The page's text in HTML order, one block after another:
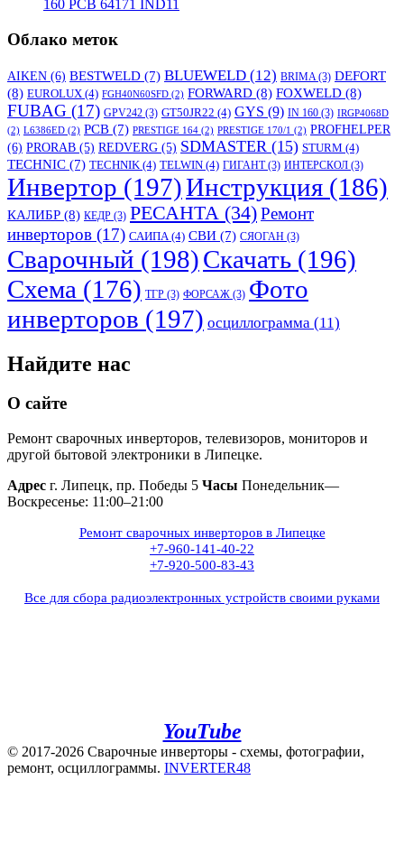
160 PCB 64171 IND11
Облако меток
AIKEN (6) BESTWELD (7) BLUEWELD (12) BRIMA (3) DEFORT
(8) EUROLUX (4) FGH40N60SFD (2) FORWARD (8) FOXWELD (8)
FUBAG (17) GPV242 (3) GT50JR22 (4) GYS (9) IN 160 (3) IRGP4068D
(2) L6386ED (2) PCB (7) PRESTIGE 164 (2) PRESTIGE 170/1 (2) PROFHELPER
(6) PRORAB (5) REDVERG (5) SDMASTER (15) STURM (4)
TECHNIC (7) TECHNIK (4) TELWIN (4) ГИГАНТ(3) ИНТЕРСКОЛ (3)
Инвертор (197)Инструкция (186)
КАЛИБР (8) КЕДР (3) РЕСАНТА (34)Ремонт
инверторов (17) САИПА (4) СВИ (7) СЯОГАН (3)
Сварочный (198)Скачать (196)
Схема (176) ТГР (3) ФОРСАЖ (3) Фото
инверторов (197) осциллограмма (11)
Найдите нас
О сайте
Ремонт сварочных инверторов, телевизоров, мониторов и
другой бытовой электроники в Липецке.
Адрес г. Липецк, пр. Победы 5 Часы Понедельник—
Воскресенье: 11:00–21:00
Ремонт сварочных инверторов в Липецке
+7-960-141-40-22
+7-920-500-83-43
Все для сбора радиоэлектронных устройств своими руками
YouTube
© 2017-2026 Сварочные инверторы - схемы, фотографии,
ремонт, осциллограммы. INVERTER48